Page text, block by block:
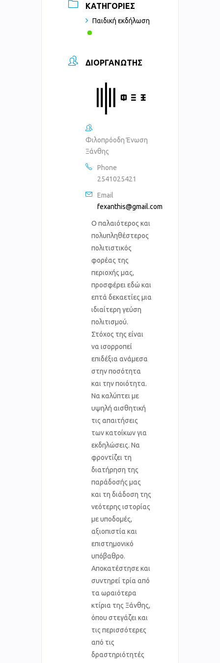
ΚΑΤΗΓΟΡΊΕΣ
Παιδική εκδήλωση
ΔΙΟΡΓΑΝΩΤΉΣ
Φιλοπρόοδη Ένωση
Ξάνθης
Phone
2541025421
Email
fexanthis@gmail.com
Ο παλαιότερος και
πολυπληθέστερος
πολιτιστικός
φορέας της
περιοχής μας,
προσφέρει εδώ και
επτά δεκαετίες μια
ιδιαίτερη γεύση
πολιτισμού.
Στόχος της είναι
να ισορροπεί
επιδέξια ανάμεσα
στην ποσότητα
και την ποιότητα.
Να καλύπτει με
υψηλή αισθητική
τις απαιτήσεις
των κατοίκων για
εκδηλώσεις. Να
φροντίζει τη
διατήρηση της
παράδοσής μας
και τη διάδοση της
νεότερης ιστορίας
με υποδομές,
αξιοπιστία και
επιστημονικό
υπόβαθρο.
Αποκατέστησε και
συντηρεί τρία από
τα ωραιότερα
κτίρια της Ξάνθης,
όπου στεγάζει και
τις περισσότερες
από τις
δραστηριότητές